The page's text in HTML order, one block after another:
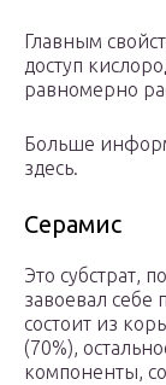
Главным
доступ
равномерно
Больше
здесь.
Серамис
Это субстрат,
завоевал себе
состоит из
(70%),
компоненты,